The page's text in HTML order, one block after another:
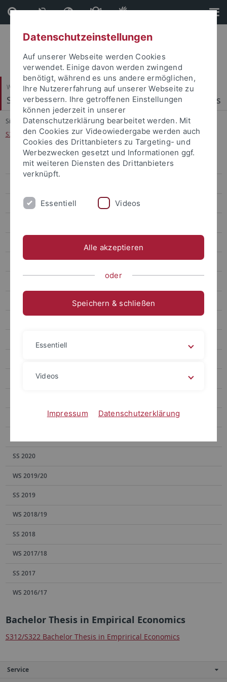
Direkt
zum
Inhalt
Direkt
zur
Fußleiste
Wirtschafts- und Sozialwissenschaftliche Fakultät
Statistics, Econometrics and Quantitative Methods
Sie sind hier: Startseite
...
S312/S322 Bachelor Thesis in Empirical Economics
WS 2025/26
SZ220 Sozialwissenschaftliche Statistik II
SS 2025
SS 2020
WS 2019/20
SS 2019
WS 2018/19
SS 2018
WS 2017/18
SS 2017
WS 2016/17
Bachelor Thesis in Empirical Economics
S312/S322 Bachelor Thesis in Emprirical Economics
Service
Datenschutzeinstellungen
Auf unserer Webseite werden Cookies
verwendet. Einige davon werden zwingend
benötigt, während es uns andere ermöglichen,
Ihre Nutzererfahrung auf unserer Webseite zu
verbessern. Ihre getroffenen Einstellungen
können jederzeit in unserer
Datenschutzerklärung bearbeitet werden. Mit
den Cookies zur Videowiedergabe werden auch
Cookies des Drittanbieters zu Targeting- und
Werbezwecken gesetzt und Informationen ggf.
mit weiteren Diensten des Drittanbieters
verknüpft.
Essentiell Videos
Alle akzeptieren
oder
Speichern & schließen
Essentiell
Videos
Impressum Datenschutzerklärung